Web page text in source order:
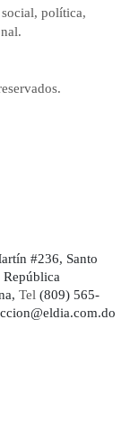
política,
#236, Santo
Tel (809) 565-